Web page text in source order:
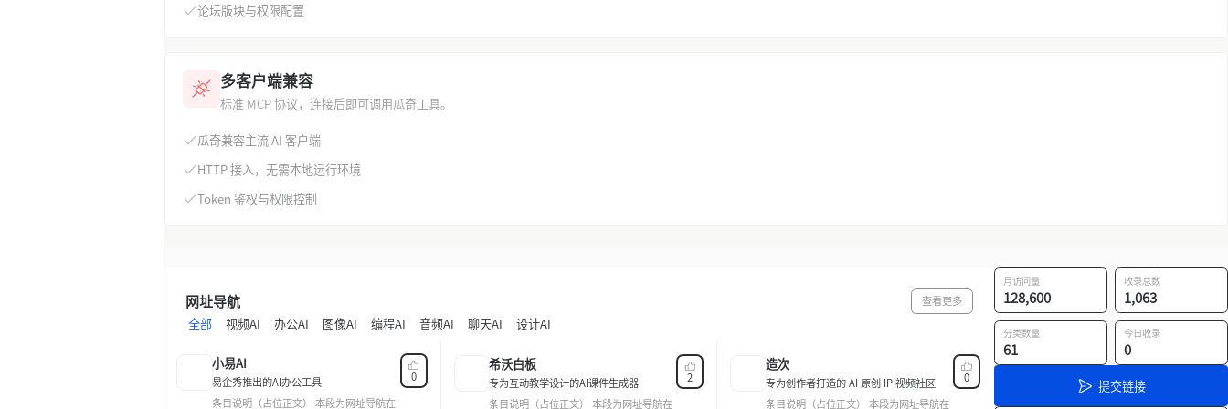
论坛版块与权限配置
多客户端兼容
标准 MCP 协议，连接后即可调用瓜奇工具。
瓜奇兼容主流 AI 客户端
HTTP 接入，无需本地运行环境
Token 鉴权与权限控制
网址导航 查看更多
全部 视频AI 办公AI 图像AI 编程AI 音频AI 聊天AI 设计AI
小易AI
易企秀推出的AI办公工具
条目说明（占位正文） 本段为网址导航在
0
希沃白板
专为互动教学设计的AI课件生成器
条目说明（占位正文） 本段为网址导航在
2
造次
专为创作者打造的 AI 原创 IP 视频社区
条目说明（占位正文） 本段为网址导航在
0
月访问量
128,600
收录总数
1,063
分类数量
61
今日收录
0
提交链接